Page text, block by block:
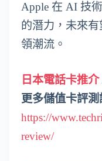
Apple 在 AI 技
的潛力，未來有
領潮流。
日本電話卡推介
更多儲值卡評測
https://
review/